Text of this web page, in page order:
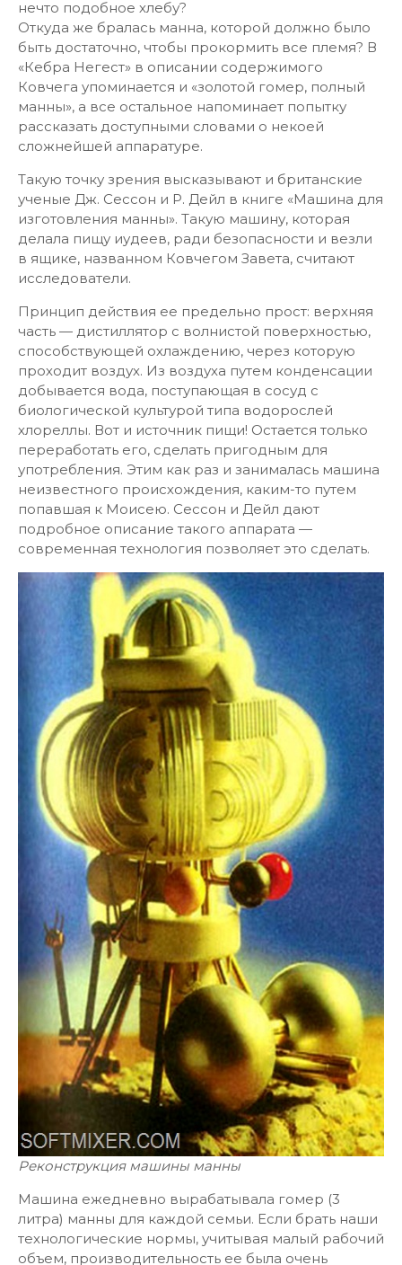
нечто подобное хлебу?
Откуда же бралась манна, которой должно было
быть достаточно, чтобы прокормить все племя? В
«Кебра Негест» в описании содержимого
Ковчега упоминается и «золотой гомер, полный
манны», а все остальное напоминает попытку
рассказать доступными словами о некоей
сложнейшей аппаратуре.
Такую точку зрения высказывают и британские
ученые Дж. Сессон и Р. Дейл в книге «Машина для
изготовления манны». Такую машину, которая
делала пищу иудеев, ради безопасности и везли
в ящике, названном Ковчегом Завета, считают
исследователи.
Принцип действия ее предельно прост: верхняя
часть — дистиллятор с волнистой поверхностью,
способствующей охлаждению, через которую
проходит воздух. Из воздуха путем конденсации
добывается вода, поступающая в сосуд с
биологической культурой типа водорослей
хлореллы. Вот и источник пищи! Остается только
переработать его, сделать пригодным для
употребления. Этим как раз и занималась машина
неизвестного происхождения, каким-то путем
попавшая к Моисею. Сессон и Дейл дают
подробное описание такого аппарата —
современная технология позволяет это сделать.
Реконструкция машины манны
Машина ежедневно вырабатывала гомер (3
литра) манны для каждой семьи. Если брать наши
технологические нормы, учитывая малый рабочий
объем, производительность ее была очень